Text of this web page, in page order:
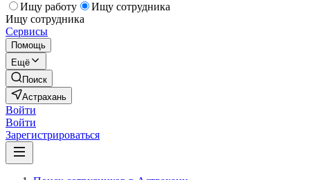
Ищу работу
Ищу сотрудника
Ищу сотрудника
Сервисы
Помощь
Ещё
Поиск
Астрахань
Войти
Войти
Зарегистрироваться